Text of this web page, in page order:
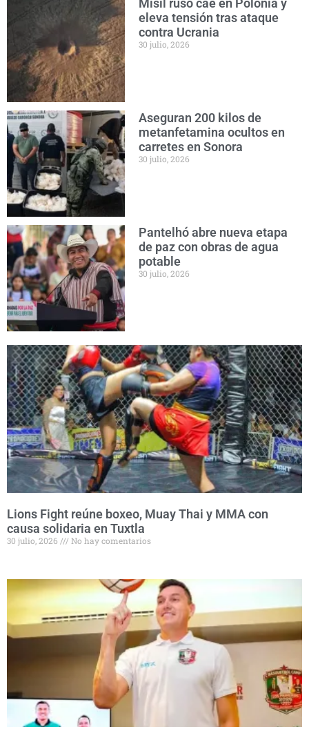
Misil ruso cae en Polonia y
eleva tensión tras ataque
contra Ucrania
30 julio, 2026
Aseguran 200 kilos de
metanfetamina ocultos en
carretes en Sonora
30 julio, 2026
Pantelhó abre nueva etapa
de paz con obras de agua
potable
30 julio, 2026
Lions Fight reúne boxeo, Muay Thai y MMA con
causa solidaria en Tuxtla
30 julio, 2026 No hay comentarios